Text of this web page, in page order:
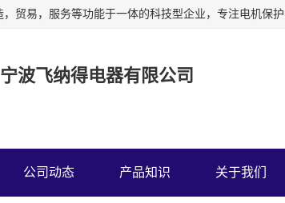
宁波飞纳得电器有限公司
公司动态 产品知识 关于我们